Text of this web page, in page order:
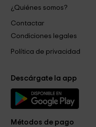
¿Quiénes somos?
Contactar
Condiciones legales
Política de privacidad
Descárgate la app
Métodos de pago